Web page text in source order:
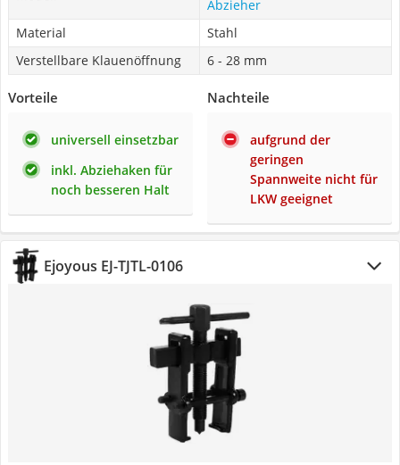
Abzieher
Material
Stahl
Verstellbare Klauenöffnung
6 - 28 mm
Vorteile
universell einsetzbar
inkl. Abziehaken für
noch besseren Halt
Nachteile
aufgrund der
geringen
Spannweite nicht für
LKW geeignet
Ejoyous EJ-TJTL-0106